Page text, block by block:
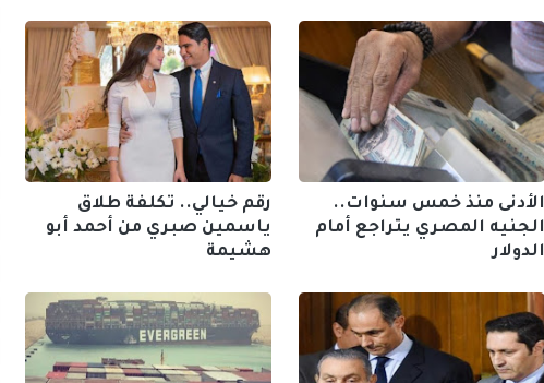
الأدنى منذ خمس سنوات..
الجنيه المصري يتراجع أمام
الدولار
رقم خيالي.. تكلفة طلاق
ياسمين صبري من أحمد أبو
هشيمة